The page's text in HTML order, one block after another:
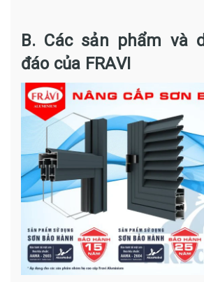
B. Các sản phẩm và
đáo của FRAVI